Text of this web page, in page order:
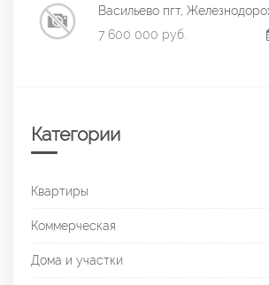
Васильево пгт,
7 600 000 руб.
Категории
Квартиры
Коммерческая
Дома и участки